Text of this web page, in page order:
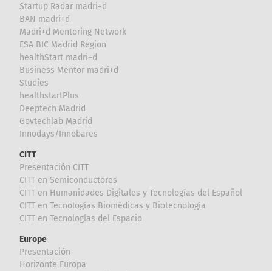
Startup Radar madri+d
BAN madri+d
Madri+d Mentoring Network
ESA BIC Madrid Region
healthStart madri+d
Business Mentor madri+d
Studies
healthstartPlus
Deeptech Madrid
Govtechlab Madrid
Innodays/Innobares
CITT
Presentación CITT
CITT en Semiconductores
CITT en Humanidades Digitales y Tecnologías del Español
CITT en Tecnologías Biomédicas y Biotecnología
CITT en Tecnologías del Espacio
Europe
Presentación
Horizonte Europa